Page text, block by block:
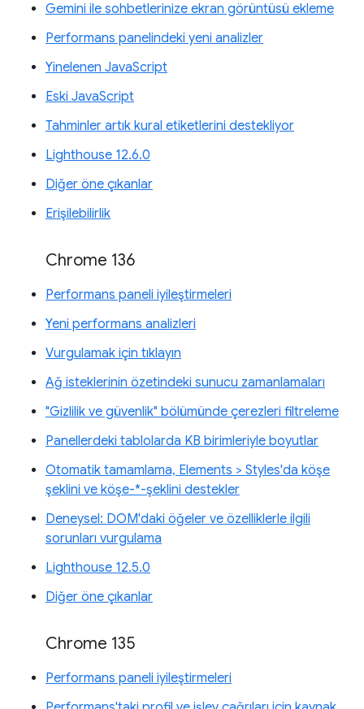
Gemini ile sohbetlerinize ekran görüntüsü ekleme
Performans panelindeki yeni analizler
Yinelenen JavaScript
Eski JavaScript
Tahminler artık kural etiketlerini destekliyor
Lighthouse 12.6.0
Diğer öne çıkanlar
Erişilebilirlik
Chrome 136
Performans paneli iyileştirmeleri
Yeni performans analizleri
Vurgulamak için tıklayın
Ağ isteklerinin özetindeki sunucu zamanlamaları
"Gizlilik ve güvenlik" bölümünde çerezleri filtreleme
Panellerdeki tablolarda KB birimleriyle boyutlar
Otomatik tamamlama, Elements > Styles'da köşe
şeklini ve köşe-*-şeklini destekler
Deneysel: DOM'daki öğeler ve özelliklerle ilgili
sorunları vurgulama
Lighthouse 12.5.0
Diğer öne çıkanlar
Chrome 135
Performans paneli iyileştirmeleri